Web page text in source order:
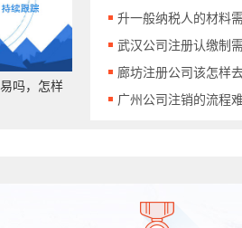
吗，怎样
是什么？如何区分一
规模纳税人
升一般纳税人的材料
级一般纳税人的标准
武汉公司注册认缴制
问题？武汉公司注册
意哪些问题？
廊坊注册公司该怎样
注册公司该如何去准
广州公司注销的流程